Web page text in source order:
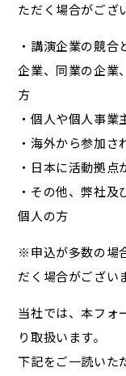
ただく場合がござ
・講演企業の競
企業、同業の企業
方
・個人や個人事業
・海外から参加さ
・日本に活動拠点
・その他、弊社及
個人の方
※申込が多数の場
だく場合がござい
当社では、本フォ
り取扱います。
下記をご一読いた